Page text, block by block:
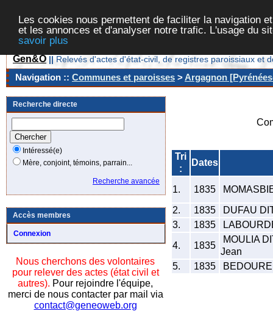
Les cookies nous permettent de faciliter la navigation
et les annonces et d'analyser notre trafic. L'usage du
savoir plus
Gen&O || Relevés d'actes d'état-civil, de registres paroissiaux et
Navigation :: Communes et paroisses >Argagnon
Recherche directe
Intéressé(e)
Mère, conjoint, témoins, parrain...
Recherche avancée
Accès membres
Connexion
Nous cherchons des volontaires
pour relever des actes (état civil et
autres). Pour rejoindre l'équipe,
merci de nous contacter par mail via
contact@geneoweb.org
Tri
:
Dates
1. 1835
2.
1835
DUFAU
3.
1835
4.
1835
MOULIA
Jean
5.
1835